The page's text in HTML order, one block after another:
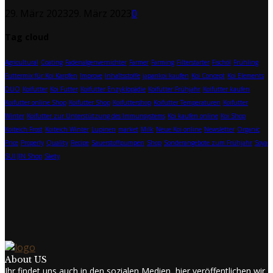
0
Agricultural Coating Fadenalgenvernichter Farmer Farming Filterstarter Fischöl Frühling
Futtermix für Koi Karpfen Improve Inhaltsstoffe japankoi kaufen Koi Concept Koi Elements
DUO Koifutter Koi Futter Koifutter Enzyklopädie Koifutter Frühjahr Koifutter kaufen
Koifutter online Shop Koifutter Shop Koifuttershop Koifutter Temperaturen Koifutter
Winter Koifutter zur Unterstützung des Immunsystems Koi kaufen online Koi Shop
Koiteich Frost Koiteich Winter Lupinen market Milk Neue Koi online Newsletter Organic
Price Properly Quality Recipe Sauerstoffpumpen Shop Sonderangebote zum Frühjahr Soya
SUI JIN Shop Sàety
About US